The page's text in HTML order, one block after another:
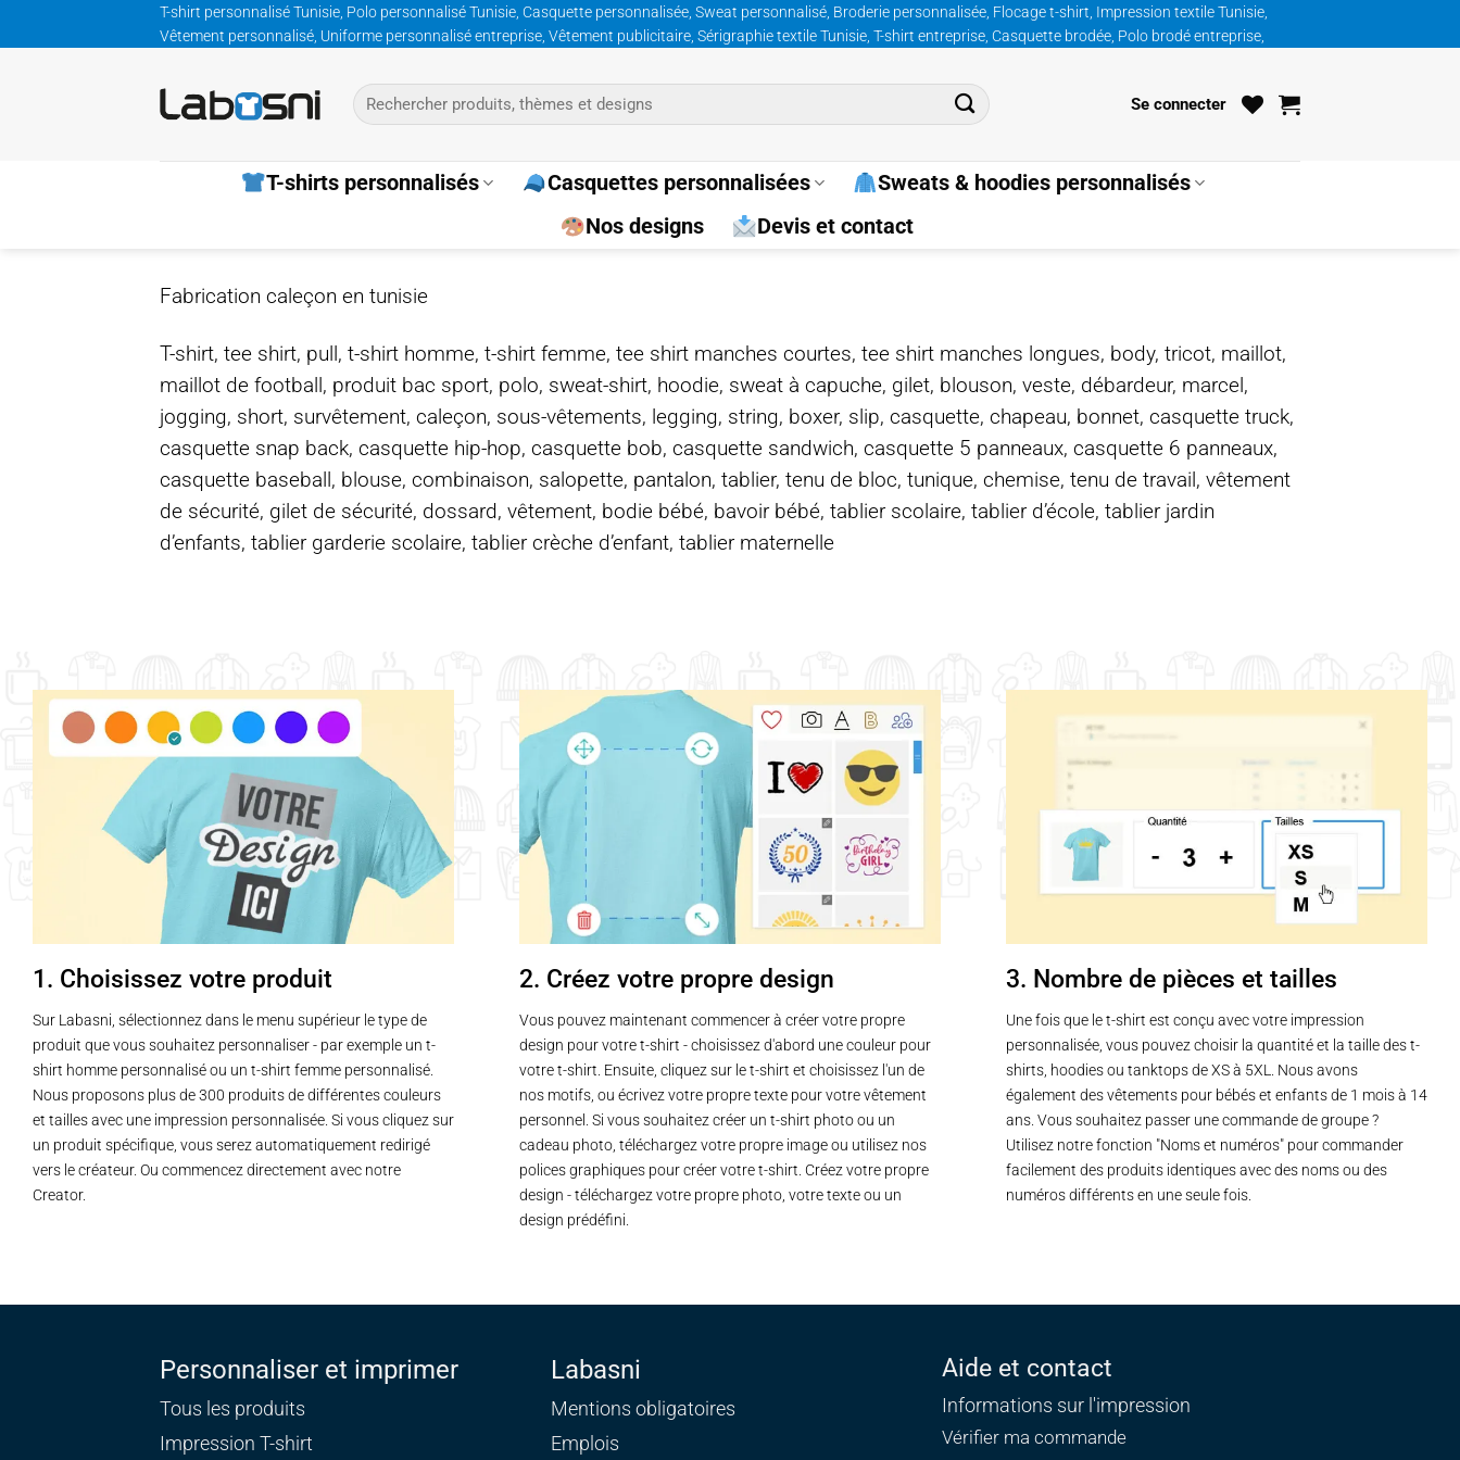
au
T-shirt personnalisé Tunisie, Polo personnalisé Tunisie, Casquette personnalisée, Sweat personnalisé, Broderie personnalisée, Flocage t-shirt, Impression textile Tunisie,
Vêtement personnalisé, Uniforme personnalisé entreprise, Vêtement publicitaire, Sérigraphie textile Tunisie, T-shirt entreprise, Casquette brodée, Polo brodé entreprise,
Recherche
pour :
Se connecter
T-shirts personnalisés Casquettes personnalisées
Sweats & hoodies personnalisés
Nos designs
Devis et contact
Fabrication caleçon en tunisie
T-shirt, tee shirt, pull, t-shirt homme, t-shirt femme, tee shirt manches courtes, tee shirt manches longues, body, tricot, maillot,
maillot de football, produit bac sport, polo, sweat-shirt, hoodie, sweat à capuche, gilet, blouson, veste, débardeur, marcel,
jogging, short, survêtement, caleçon, sous-vêtements, legging, string, boxer, slip, casquette, chapeau, bonnet, casquette truck,
casquette snap back, casquette hip-hop, casquette bob, casquette sandwich, casquette 5 panneaux, casquette 6 panneaux,
casquette baseball, blouse, combinaison, salopette, pantalon, tablier, tenu de bloc, tunique, chemise, tenu de travail, vêtement
de sécurité, gilet de sécurité, dossard, vêtement, bodie bébé, bavoir bébé, tablier scolaire, tablier d’école, tablier jardin
d’enfants, tablier garderie scolaire, tablier crèche d’enfant, tablier maternelle
1. Choisissez votre produit
Sur Labasni, sélectionnez dans le menu supérieur le type de
produit que vous souhaitez personnaliser - par exemple un t-
shirt homme personnalisé ou un t-shirt femme personnalisé.
Nous proposons plus de 300 produits de différentes couleurs
et tailles avec une impression personnalisée. Si vous cliquez sur
un produit spécifique, vous serez automatiquement redirigé
vers le créateur. Ou commencez directement avec notre
Creator.
2. Créez votre propre design
Vous pouvez maintenant commencer à créer votre propre
design pour votre t-shirt - choisissez d'abord une couleur pour
votre t-shirt. Ensuite, cliquez sur le t-shirt et choisissez l'un de
nos motifs, ou écrivez votre propre texte pour votre vêtement
personnel. Si vous souhaitez créer un t-shirt photo ou un
cadeau photo, téléchargez votre propre image ou utilisez nos
polices graphiques pour créer votre t-shirt. Créez votre propre
design - téléchargez votre propre photo, votre texte ou un
design prédéfini.
3. Nombre de pièces et tailles
Une fois que le t-shirt est conçu avec votre impression
personnalisée, vous pouvez choisir la quantité et la taille des t-
shirts, hoodies ou tanktops de XS à 5XL. Nous avons
également des vêtements pour bébés et enfants de 1 mois à 14
ans. Vous souhaitez passer une commande de groupe ?
Utilisez notre fonction "Noms et numéros" pour commander
facilement des produits identiques avec des noms ou des
numéros différents en une seule fois.
Personnaliser et imprimer
Tous les produits
Impression T-shirt
Labasni
Mentions obligatoires
Emplois
Aide et contact
Informations sur l'impression
Vérifier ma commande